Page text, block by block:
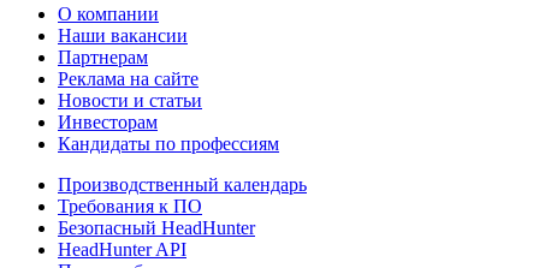
О компании
Наши вакансии
Партнерам
Реклама на сайте
Новости и статьи
Инвесторам
Кандидаты по профессиям
Производственный календарь
Требования к ПО
Безопасный HeadHunter
HeadHunter API